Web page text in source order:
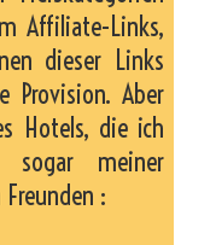
Affiliate-Links,
dieser Links
Provision. Aber
Hotels, die ich
sogar meiner
: